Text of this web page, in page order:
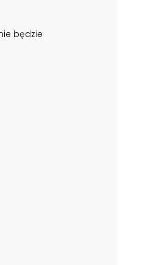
będzie